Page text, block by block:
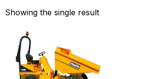
Showing the single result